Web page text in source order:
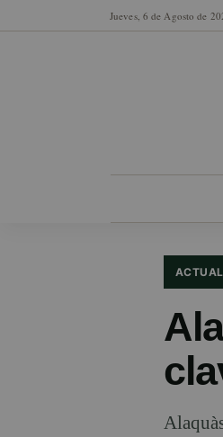
Jueves, 6 de Agosto de